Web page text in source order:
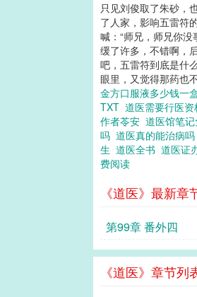
只见刘俊取了朱砂，
了人家，影响五雷符
喊：“师兄，师兄你
缓了许多，不错啊，
吧，五雷符到底是什
眼里，又觉得那药也
金方口服液多少钱一
TXT 道医需要行医
作者苓安 道医馆笔
吗 道医真的能治病吗
生 道医全书 道医证
费阅读
《道医》最新章
第99章 番外四
《道医》章节列